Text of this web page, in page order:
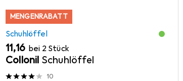
MENGENRABATT
Schuhlöffel
EUR
11,16 bei 2 Stück
Collonil Schuhlöffel
10